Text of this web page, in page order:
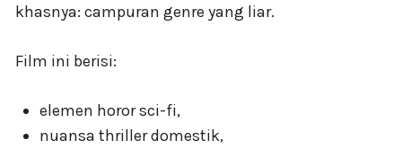
khasnya: campuran genre yang liar.
Film ini berisi:
elemen horor sci-fi,
nuansa thriller domestik,